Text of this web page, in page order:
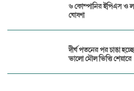
৬ কোম্পানির ইপিএস ও
ঘোষণা
দীর্ঘ পতনের পর চাঙা
ভালো মৌল ভিত্তি শেয়ারে